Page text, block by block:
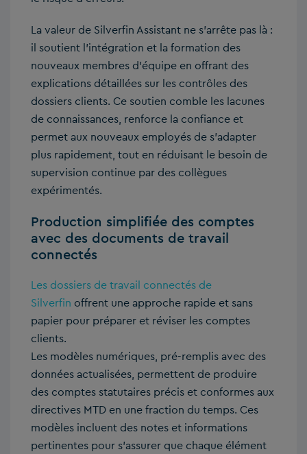
La valeur de Silverfin Assistant ne s’arrête pas là :
il soutient l’intégration et la formation des
nouveaux membres d’équipe en offrant des
explications détaillées sur les contrôles des
dossiers clients. Ce soutien comble les lacunes
de connaissances, renforce la confiance et
permet aux nouveaux employés de s’adapter
plus rapidement, tout en réduisant le besoin de
supervision continue par des collègues
expérimentés.
Production simplifiée des comptes
avec des documents de travail
connectés
Les dossiers de travail connectés de
Silverfin offrent une approche rapide et sans
papier pour préparer et réviser les comptes
clients.
Les modèles numériques, pré-remplis avec des
données actualisées, permettent de produire
des comptes statutaires précis et conformes aux
directives MTD en une fraction du temps. Ces
modèles incluent des notes et informations
pertinentes pour s’assurer que chaque élément